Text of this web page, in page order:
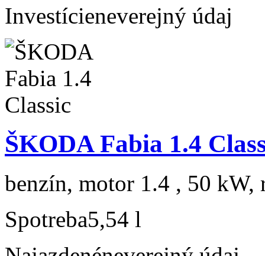
Investícieneverejný údaj
ŠKODA Fabia 1.4
benzín, motor 1.4 , 50 kW,
Spotreba5,54 l